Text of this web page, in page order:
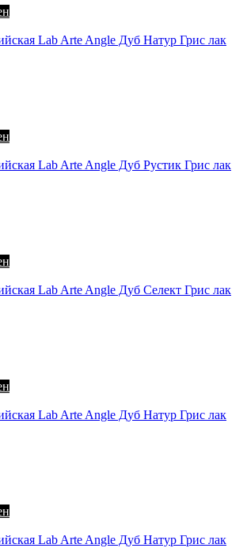
Lab Arte Angle Дуб Натур Грис лак
Lab Arte Angle Дуб Рустик Грис лак
Lab Arte Angle Дуб Селект Грис лак
Lab Arte Angle Дуб Натур Грис лак
Lab Arte Angle Дуб Натур Грис лак